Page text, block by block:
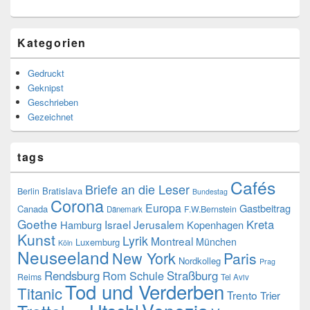
Kategorien
Gedruckt
Geknipst
Geschrieben
Gezeichnet
tags
Berlin Bratislava Briefe an die Leser Bundestag Cafés
Canada Corona Dänemark Europa F.W.Bernstein Gastbeitrag
Goethe Hamburg IsraelJerusalem Kopenhagen Kreta
Kunst Köln Luxemburg Lyrik Montreal München
Neuseeland New York Nordkolleg Paris Prag
Reims Rendsburg Rom Schule Straßburg Tel Aviv
TitanicTod und Verderben Trento Trier